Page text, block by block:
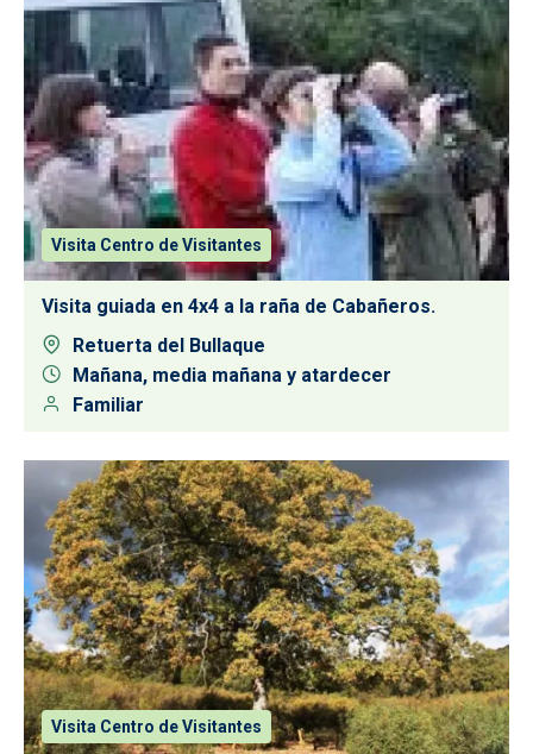
Visita Centro de Visitantes
Visita guiada en 4x4 a la raña de Cabañeros.
Retuerta del Bullaque
Mañana, media mañana y atardecer
Familiar
Visita Centro de Visitantes